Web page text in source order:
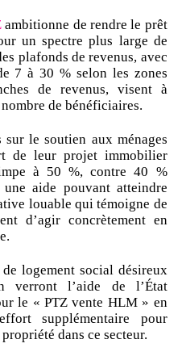
ambitionne de rendre le prêt
un spectre plus large de
plafonds de revenus, avec
7 à 30 % selon les zones
de revenus, visent à
de bénéficiaires.
sur le soutien aux ménages
de leur projet immobilier
à 50 %, contre 40 %
une aide pouvant atteindre
louable qui témoigne de
d’agir concrètement en
logement social désireux
verront l’aide de l’État
le « PTZ vente HLM » en
supplémentaire pour
dans ce secteur.